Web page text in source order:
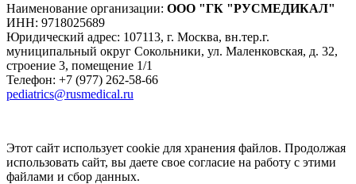
Наименование организации: ООО "ГК "РУСМЕДИКАЛ"
ИНН: 9718025689
Юридический адрес: 107113, г. Москва, вн.тер.г.
муниципальный округ Сокольники, ул. Маленковская, д. 32,
строение 3, помещение 1/1
Телефон: +7 (977) 262-58-66
pediatrics@rusmedical.ru
Этот сайт использует cookie для хранения файлов. Продолжая
использовать сайт, вы даете свое согласие на работу с этими
файлами и сбор данных.